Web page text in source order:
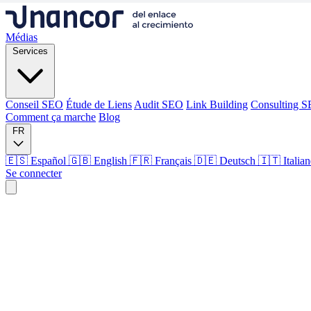
Médias
Services
Conseil SEO Étude de Liens Audit SEO Link Building Consulting
Comment ça marche Blog
FR
🇪🇸 Español 🇬🇧 English 🇫🇷 Français 🇩🇪 Deutsch 🇮🇹
Se connecter